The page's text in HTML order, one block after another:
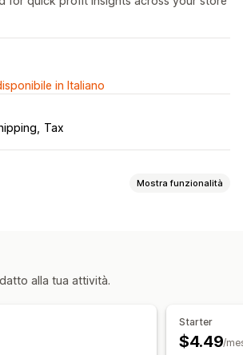
in Italiano
Tax
Mostra funzionalità
dei costi dei beni venduti
alla tua attività.
Starter
$4.49/